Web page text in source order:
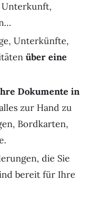
Unterkünfte,
über eine
Dokumente in
zur Hand zu
Bordkarten,
die Sie
bereit für Ihre